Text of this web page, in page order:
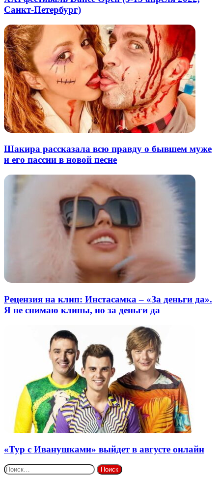
Санкт-Петербург)
Шакира рассказала всю правду о бывшем муже
и его пассии в новой песне
Рецензия на клип: Инстасамка – «За деньги да».
Я не снимаю клипы, но за деньги да
«Тур с Иванушками» выйдет в августе онлайн
Найти: